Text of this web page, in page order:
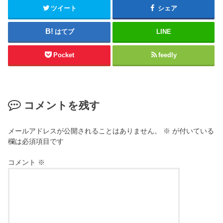
ツイート シェア
はてブ LINE
Pocket feedly
コメントを残す
メールアドレスが公開されることはありません。 ※ が付いている
欄は必須項目です
コメント ※